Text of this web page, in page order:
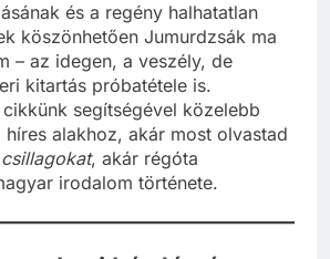
és a regény halhatatlan
köszönhetően Jumurdzsák ma
– az idegen, a veszély, de
kitartás próbatétele is.
segítségével közelebb
híres alakhoz, akár most olvastad
, akár régóta
irodalom története.